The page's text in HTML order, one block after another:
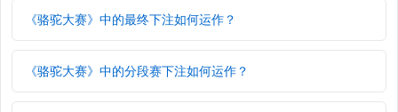
《骆驼大赛》中的最终下注如何运作？
《骆驼大赛》中的分段赛下注如何运作？